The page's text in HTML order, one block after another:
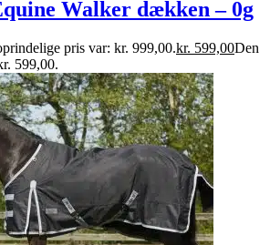
Walker dækken – 0g
pris var: kr. 999,00.kr. 599,00Den
599,00.